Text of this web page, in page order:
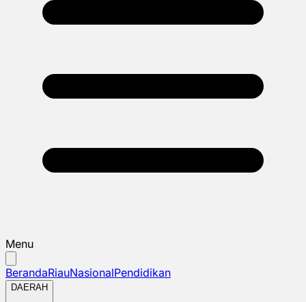
Menu
BerandaRiauNasionalPendidikan
DAERAH